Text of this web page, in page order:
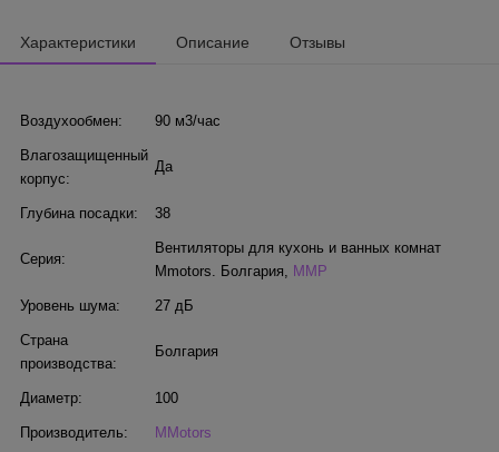
Характеристики Описание Отзывы
Воздухообмен: 90 м3/час
Влагозащищенный
корпус:
Да
Глубина посадки: 38
Серия:
Вентиляторы для кухонь и ванных комнат
Mmotors. Болгария, MMP
Уровень шума: 27 дБ
Страна
производства:
Болгария
Диаметр: 100
Производитель: MMotors